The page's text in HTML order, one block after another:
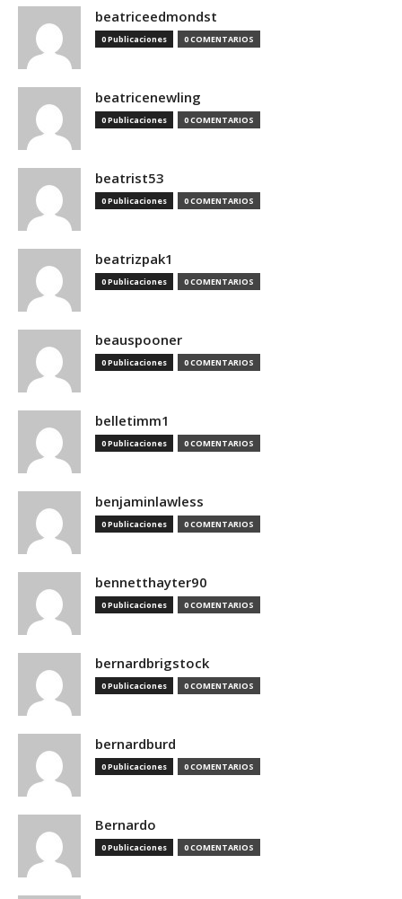
beatriceedmondst
0 Publicaciones 0 COMENTARIOS
beatricenewling
0 Publicaciones 0 COMENTARIOS
beatrist53
0 Publicaciones 0 COMENTARIOS
beatrizpak1
0 Publicaciones 0 COMENTARIOS
beauspooner
0 Publicaciones 0 COMENTARIOS
belletimm1
0 Publicaciones 0 COMENTARIOS
benjaminlawless
0 Publicaciones 0 COMENTARIOS
bennetthayter90
0 Publicaciones 0 COMENTARIOS
bernardbrigstock
0 Publicaciones 0 COMENTARIOS
bernardburd
0 Publicaciones 0 COMENTARIOS
Bernardo
0 Publicaciones 0 COMENTARIOS